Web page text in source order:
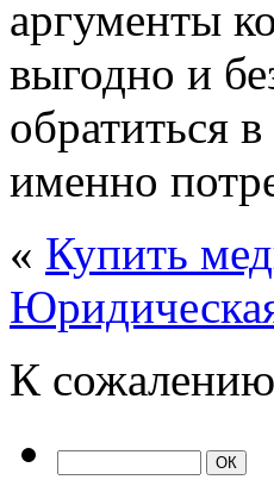
аргументы
выгодно и
обратиться
именно
« Купить
К